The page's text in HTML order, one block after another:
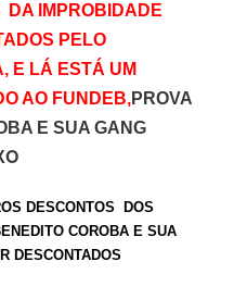
DA IMPROBIDADE
PELO
E LÁ ESTÁ UM
AO FUNDEB,PROVA
E SUA GANG
O
DESCONTOS DOS
COROBA E SUA
DESCONTADOS